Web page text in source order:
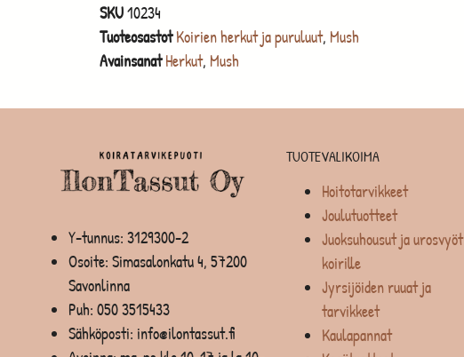
SKU10234
Tuoteosastot Koirien herkut ja puruluut, Mush
Avainsanat Herkut, Mush
Y-tunnus: 3129300-2
Osoite: Simasalonkatu 4, 57200
Savonlinna
Puh: 050 3515433
Sähköposti: info@ilontassut.fi
TUOTEVALIKOIMA
Hoitotarvikkeet
Joulutuotteet
Juoksuhousut ja urosvyöt
koirille
Jyrsijöiden ruuat ja
tarvikkeet
Kaulapannat